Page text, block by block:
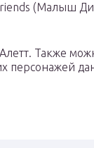
(Малыш
Также
персонажей